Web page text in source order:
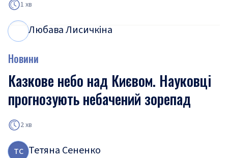
1 хв
Любава Лисичкіна
Новини
Казкове небо над Києвом. Науковці
прогнозують небачений зорепад
2 хв
ТС Тетяна Сененко